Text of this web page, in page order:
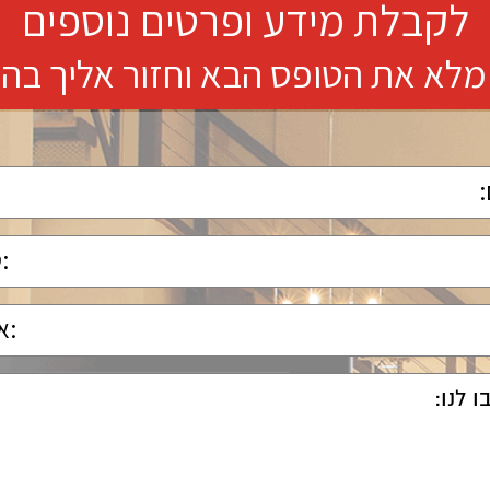
לקבלת מידע ופרטים נוספים
את הטופס הבא וחזור אליך